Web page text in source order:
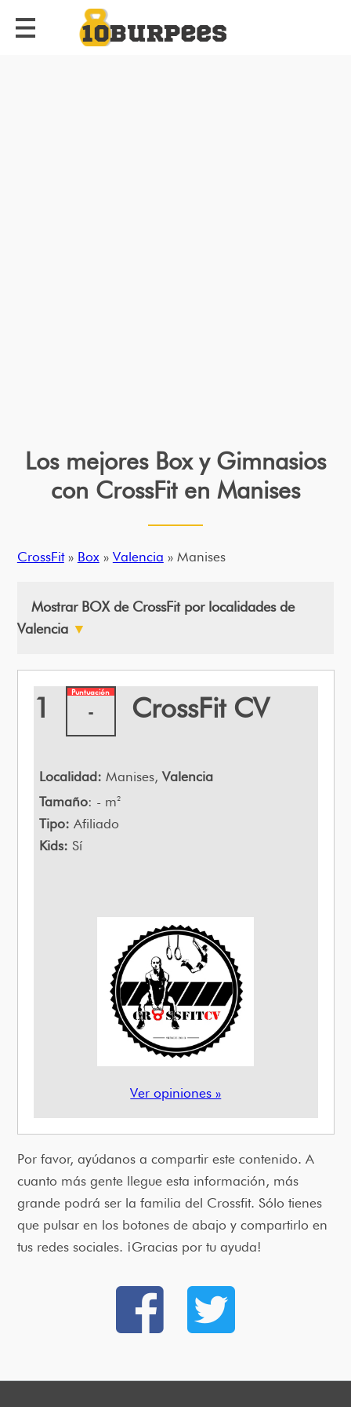
Los mejores Box y Gimnasios
con CrossFit en Manises
CrossFit» Box» Valencia » Manises
Mostrar BOX de CrossFit por localidades de
Valencia ▼
1 Puntuación
- CrossFit CV
Localidad: Manises,Valencia
Tamaño: - m2
Tipo: Afiliado
Kids: Sí
Ver opiniones »
Por favor, ayúdanos a compartir este contenido. A
cuanto más gente llegue esta información, más
grande podrá ser la familia del Crossfit. Sólo tienes
que pulsar en los botones de abajo y compartirlo en
tus redes sociales. ¡Gracias por tu ayuda!